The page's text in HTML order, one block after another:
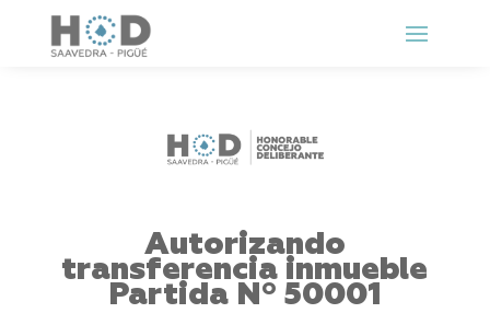
Autorizando
transferencia inmueble
Partida Nº 50001